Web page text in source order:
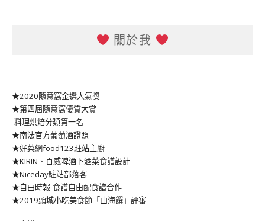
關於我
★2020隨意窩金選人氣獎
★第四屆隨意窩優質大賞
-料理烘焙分類第一名
★南法官方葡萄酒證照
★好菜網food123駐站主廚
★KIRIN、百威啤酒下酒菜食譜設計
★Niceday駐站部落客
★自由時報-食譜自由配食譜合作
★2019頭城小吃美食節「山海饌」評審